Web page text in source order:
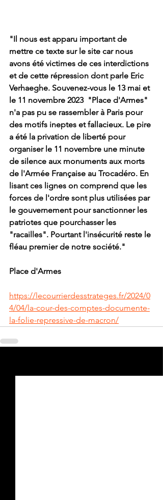
"Il nous est apparu important de
mettre ce texte sur le site car nous
avons été victimes de ces interdictions
et de cette répression dont parle Eric
Verhaeghe. Souvenez-vous le 13 mai et
le 11 novembre 2023  "Place d'Armes"
n'a pas pu se rassembler à Paris pour
des motifs ineptes et fallacieux. Le pire
a été la privation de liberté pour
organiser le 11 novembre une minute
de silence aux monuments aux morts
de l'Armée Française au Trocadéro. En
lisant ces lignes on comprend que les
forces de l'ordre sont plus utilisées par
le gouvernement pour sanctionner les
patriotes que pourchasser les
"racailles". Pourtant l'insécurité reste le
fléau premier de notre société."
Place d'Armes
https://lecourrierdesstrateges.fr/2024/0
4/04/la-cour-des-comptes-documente-
la-folie-repressive-de-macron/